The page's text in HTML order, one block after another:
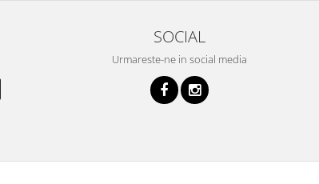
SOCIAL
Urmareste-ne in social media